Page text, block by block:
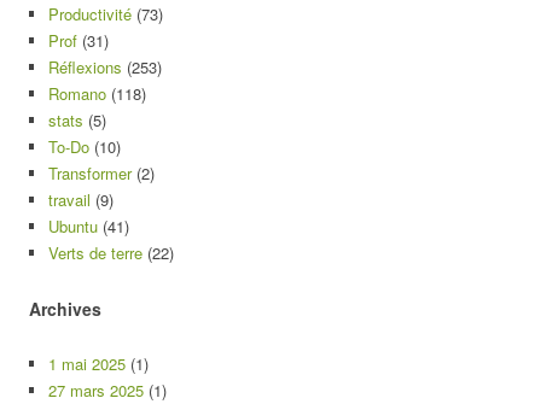
Productivité (73)
Prof (31)
Réflexions (253)
Romano (118)
stats (5)
To-Do (10)
Transformer(2)
travail (9)
Ubuntu (41)
Verts de terre (22)
Archives
1 mai 2025 (1)
27 mars 2025 (1)